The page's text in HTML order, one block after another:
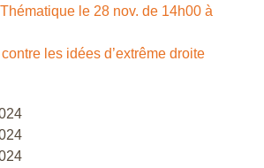
le 28 nov. de 14h00 à
les idées d’extrême droite